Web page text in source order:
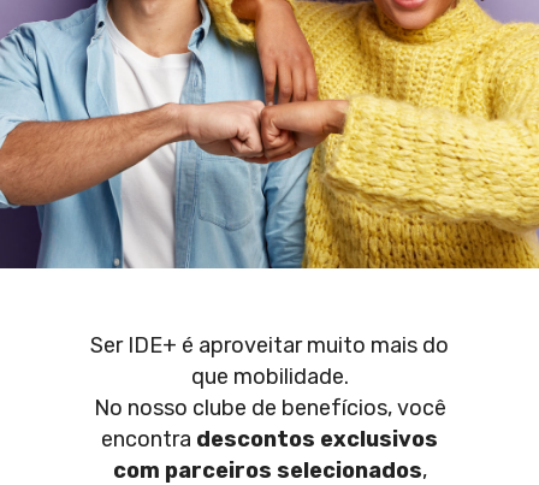
Ser IDE+ é aproveitar muito mais do
que mobilidade.
No nosso clube de benefícios, você
encontra descontos exclusivos
com parceiros selecionados,